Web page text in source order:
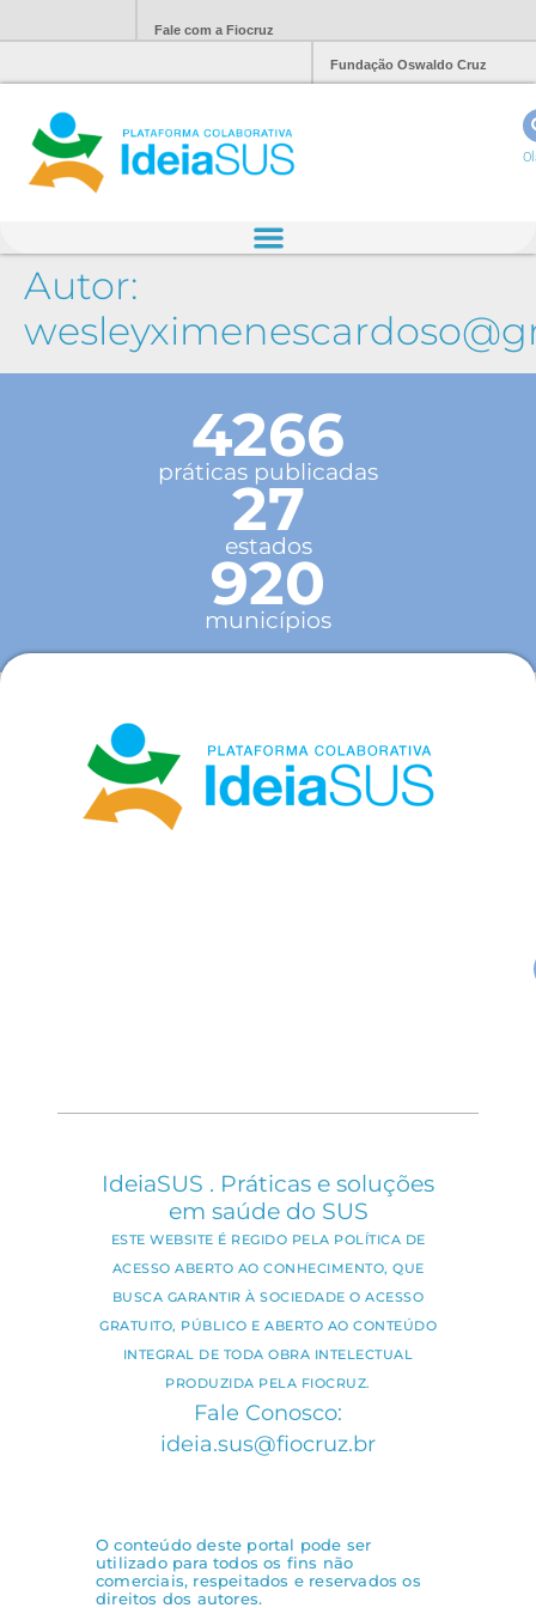
Fale com a Fiocruz
Fundação Oswaldo Cruz
Autor:
4266
práticas publicadas
27
estados
920
municípios
IdeiaSUS . Práticas e soluções
em saúde do SUS
ESTE WEBSITE É REGIDO PELA POLÍTICA DE
ACESSO ABERTO AO CONHECIMENTO, QUE
BUSCA GARANTIR À SOCIEDADE O ACESSO
GRATUITO, PÚBLICO E ABERTO AO CONTEÚDO
INTEGRAL DE TODA OBRA INTELECTUAL
PRODUZIDA PELA FIOCRUZ.
Fale Conosco:
ideia.sus@fiocruz.br
O conteúdo deste portal pode ser
utilizado para todos os fins não
comerciais, respeitados e reservados os
direitos dos autores.